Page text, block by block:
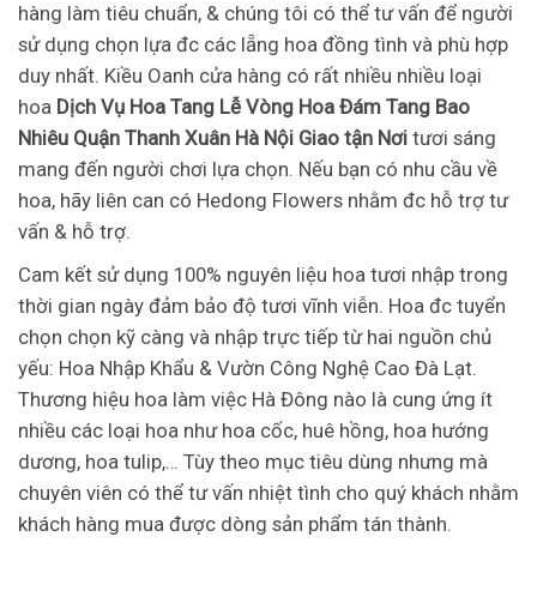
hàng làm tiêu chuẩn, & chúng tôi có thể tư vấn để người
sử dụng chọn lựa đc các lẵng hoa đồng tình và phù hợp
duy nhất. Kiều Oanh cửa hàng có rất nhiều nhiều loại
hoa Dịch Vụ Hoa Tang Lễ Vòng Hoa Đám Tang Bao
Nhiêu Quận Thanh Xuân Hà Nội Giao tận Nơi tươi sáng
mang đến người chơi lựa chọn. Nếu bạn có nhu cầu về
hoa, hãy liên can có Hedong Flowers nhằm đc hỗ trợ tư
vấn & hỗ trợ.
Cam kết sử dụng 100% nguyên liệu hoa tươi nhập trong
thời gian ngày đảm bảo độ tươi vĩnh viễn. Hoa đc tuyển
chọn chọn kỹ càng và nhập trực tiếp từ hai nguồn chủ
yếu: Hoa Nhập Khẩu & Vườn Công Nghệ Cao Đà Lạt.
Thương hiệu hoa làm việc Hà Đông nào là cung ứng ít
nhiều các loại hoa như hoa cốc, huê hồng, hoa hướng
dương, hoa tulip,… Tùy theo mục tiêu dùng nhưng mà
chuyên viên có thể tư vấn nhiệt tình cho quý khách nhằm
khách hàng mua được dòng sản phẩm tán thành.